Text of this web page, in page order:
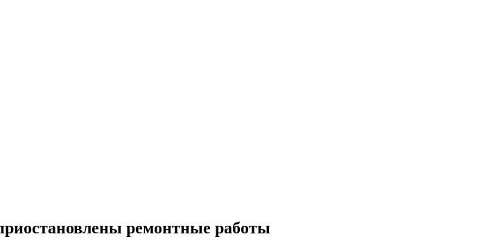
ремонтные работы